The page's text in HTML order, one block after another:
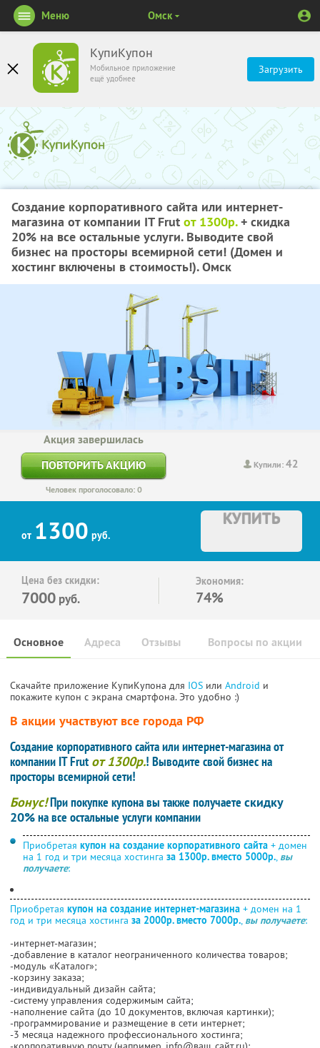
КупиКупон
Мобильное приложение
ещё удобнее
Загрузить
Меню Омск
Создание корпоративного сайта или интернет-
магазина от компании IT Frut от 1300р. + скидка
20% на все остальные услуги. Выводите свой
бизнес на просторы всемирной сети! (Домен и
хостинг включены в стоимость!). Омск
Купили:42
Акция завершилась
ПОВТОРИТЬ АКЦИЮ
Человек проголосовало: 0
от 1300 руб.
КУПИТЬ
Цена без скидки:
7000 руб.
Экономия:
74%
Основное Отзывы Вопросы по акции
Адреса
Скачайте приложение КупиКупона для IOS или Android и
покажите купон с экрана смартфона. Это удобно :)
В акции участвуют все города РФ
Создание корпоративного сайта или интернет-магазина от
компании IT Frut от 1300р.! Выводите свой бизнес на
просторы всемирной сети!
Бонус!При покупке купона вы также получаете скидку
20%на все остальные услуги компании
Приобретая купон на создание корпоративного сайта + домен
на 1 год и три месяца хостинга за 1300р. вместо 5000р., вы
получаете:
Приобретая купон на создание интернет-магазина + домен на 1
год и три месяца хостинга за 2000р. вместо 7000р., вы получаете:
-интернет-магазин;
-добавление в каталог неограниченного количества товаров;
-модуль «Каталог»;
-корзину заказа;
-индивидуальный дизайн сайта;
-систему управления содержимым сайта;
-наполнение сайта (до 10 документов, включая картинки);
-программирование и размещение в сети интернет;
-3 месяца надежного профессионального хостинга;